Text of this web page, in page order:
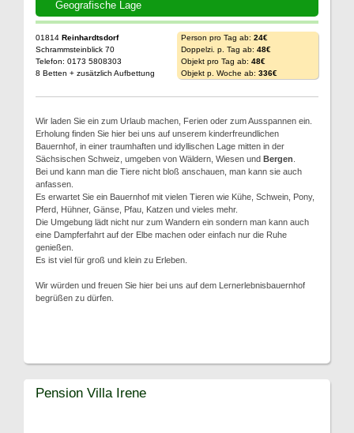
Geografische Lage
01814 Reinhardtsdorf
Schrammsteinblick 70
Telefon: 0173 5808303
8 Betten + zusätzlich Aufbettung
Person pro Tag ab: 24€
Doppelzi. p. Tag ab: 48€
Objekt pro Tag ab: 48€
Objekt p. Woche ab: 336€
Wir laden Sie ein zum Urlaub machen, Ferien oder zum Ausspannen ein.
Erholung finden Sie hier bei uns auf unserem kinderfreundlichen
Bauernhof, in einer traumhaften und idyllischen Lage mitten in der
Sächsischen Schweiz, umgeben von Wäldern, Wiesen und Bergen
Bei und kann man die Tiere nicht bloß anschauen, man kann sie auch
anfassen.
Es erwartet Sie ein Bauernhof mit vielen Tieren wie Kühe, Schwein, Pony,
Pferd, Hühner, Gänse, Pfau, Katzen und vieles mehr.
Die Umgebung lädt nicht nur zum Wandern ein sondern man kann auch
eine Dampferfahrt auf der Elbe machen oder einfach nur die Ruhe
genießen.
Es ist viel für groß und klein zu Erleben.
Wir würden und freuen Sie hier bei uns auf dem Lernerlebnisbauernhof
begrüßen zu dürfen.
Pension Villa Irene